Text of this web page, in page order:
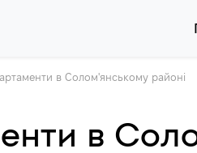
в Солом'янському районі
в